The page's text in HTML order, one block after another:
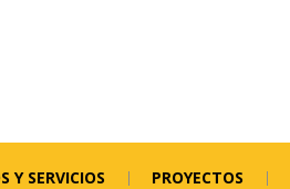
Y SERVICIOS PROYECTOS